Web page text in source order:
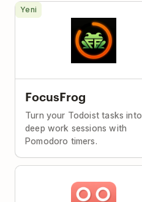
FocusFrog
Turn your Todoist tasks into
deep work sessions with
Pomodoro timers.
Yeni